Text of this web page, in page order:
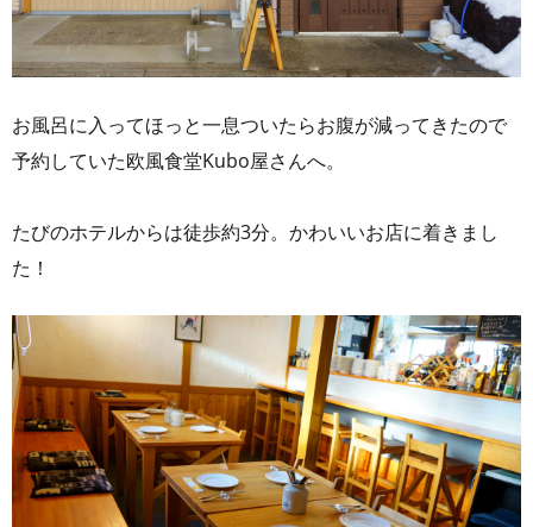
お風呂に入ってほっと一息ついたらお腹が減ってきたので
予約していた欧風食堂Kubo屋さんへ。
たびのホテルからは徒歩約3分。かわいいお店に着きまし
た！